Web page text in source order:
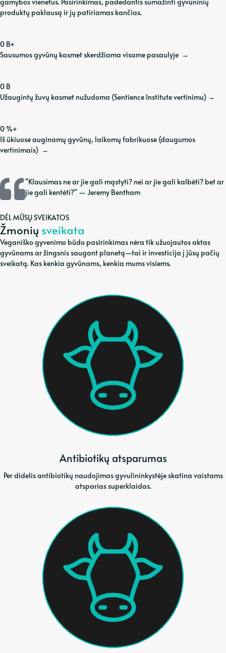
gamybos vienetus. Pasirinkimas, padedantis sumažinti gyvūninių
produktų paklausą ir jų patiriamas kančias.
0 B+
Sausumos gyvūnų kasmet skerdžiama visame pasaulyje →
0 B
Užaugintų žuvų kasmet nužudoma (Sentience Institute vertinimu) →
0%+
Iš ūkiuose auginamų gyvūnų, laikomų fabrikuose (daugumos
vertinimais) →
"Klausimas ne ar jie gali mąstyti? nei ar jie gali kalbėti? bet ar
jie gali kentėti?" — Jeremy Bentham
DĖL MŪSŲ SVEIKATOS
Žmonių sveikata
Veganiško gyvenimo būdo pasirinkimas nėra tik užuojautos aktas
gyvūnams ar žingsnis saugant planetą—tai ir investicija į jūsų pačių
sveikatą. Kas kenkia gyvūnams, kenkia mums visiems.
Antibiotikų atsparumas
Per didelis antibiotikų naudojimas gyvulininkystėje skatina vaistams
atsparias superklaidas.